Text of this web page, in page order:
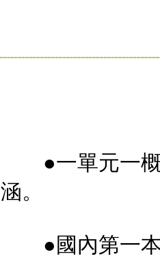
●一單元一概
涵。
●國內第一本